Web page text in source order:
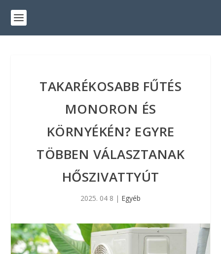
TAKARÉKOSABB FŰTÉS
MONORON ÉS
KÖRNYÉKÉN? EGYRE
TÖBBEN VÁLASZTANAK
HŐSZIVATTYÚT
2025. 04 8 | Egyéb